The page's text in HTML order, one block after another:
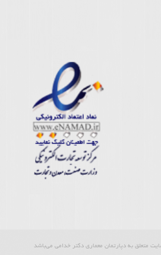
متعلق به دپارتمان معماری دکتر خدامی می‌باشد